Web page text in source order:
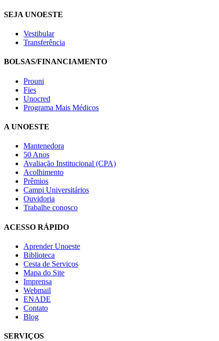
SEJA UNOESTE
Vestibular
Transferência
BOLSAS/FINANCIAMENTO
Prouni
Fies
Unocred
Programa Mais Médicos
A UNOESTE
Mantenedora
50 Anos
Avaliação Institucional (CPA)
Acolhimento
Prêmios
Campi Universitários
Ouvidoria
Trabalhe conosco
ACESSO RÁPIDO
Aprender Unoeste
Biblioteca
Cesta de Serviços
Mapa do Site
Imprensa
Webmail
ENADE
Contato
Blog
SERVIÇOS